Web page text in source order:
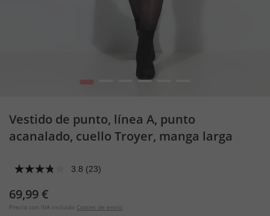
1
Vestido de punto, línea A, punto
acanalado, cuello Troyer, manga larga
3.8 (23)
69,99 €
Precio con IVA incluido Costes de envío